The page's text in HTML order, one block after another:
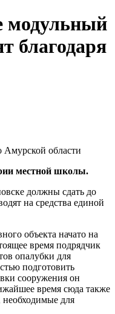
модульный
благодаря
Амурской области
местной школы.
должны сдать до
на средства единой
объекта начато на
время подрядчик
опалубки для
подготовить
сооружения он
время сюда также
необходимые для